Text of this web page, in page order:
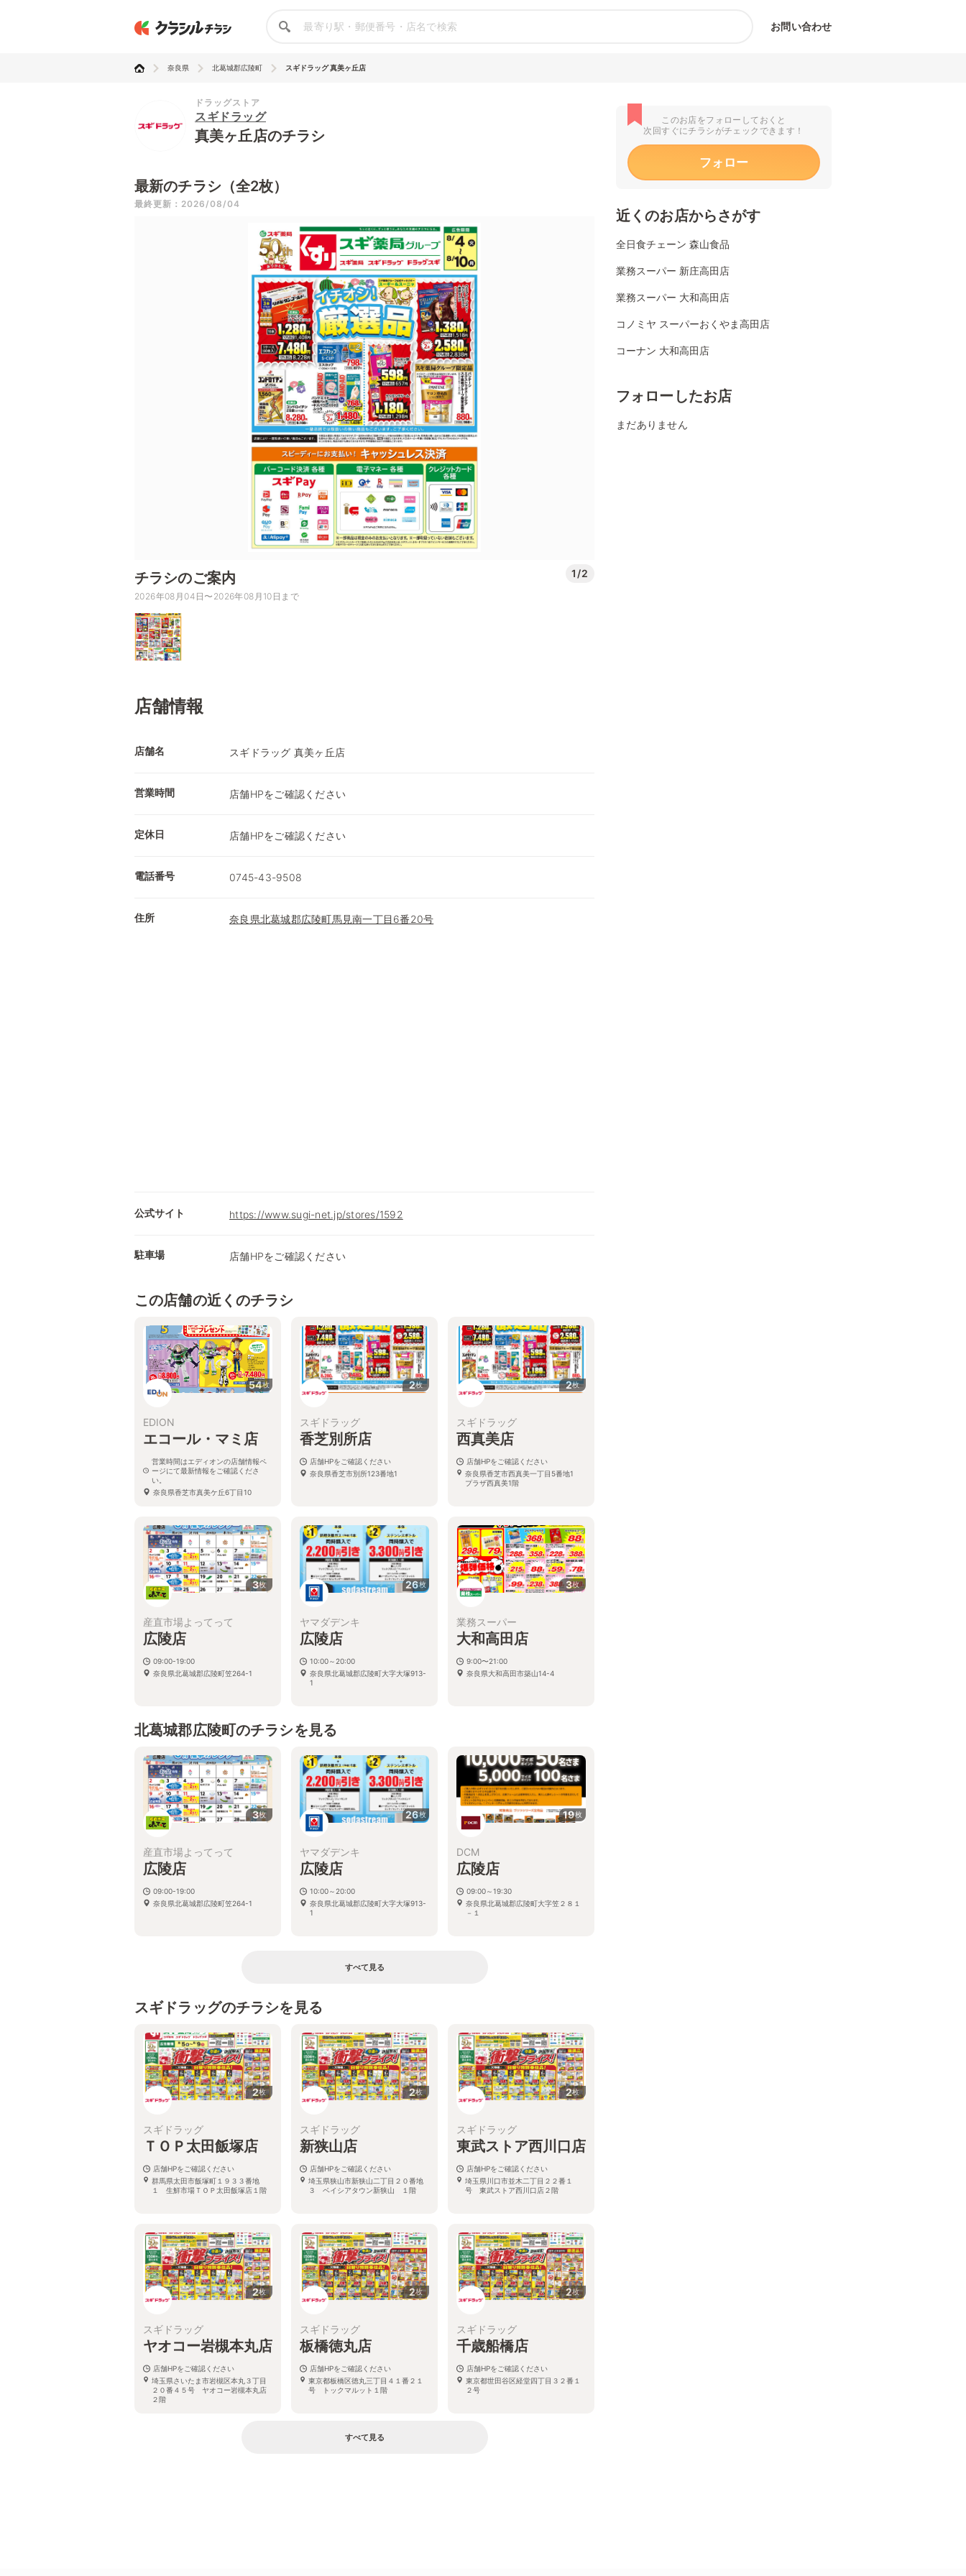
お問い合わせ
奈良県 北葛城郡広陵町 スギドラッグ 真美ヶ丘店
ドラッグストア
スギドラッグ
真美ヶ丘店のチラシ
最新のチラシ（全2枚）
最終更新：2026/08/04
チラシのご案内 1/2
2026年08月04日〜2026年08月10日まで
店舗情報
店舗名 スギドラッグ 真美ヶ丘店
営業時間 店舗HPをご確認ください
定休日 店舗HPをご確認ください
電話番号 0745-43-9508
住所 奈良県北葛城郡広陵町馬見南一丁目6番20号
公式サイト https://www.sugi-net.jp/stores/1592
駐車場 店舗HPをご確認ください
この店舗の近くのチラシ
54枚
EDION
エコール・マミ店
営業時間はエディオンの店舗情報ペ
ージにて最新情報をご確認くださ
い。
奈良県香芝市真美ケ丘6丁目10
2枚
スギドラッグ
香芝別所店
店舗HPをご確認ください
奈良県香芝市別所123番地1
2枚
スギドラッグ
西真美店
店舗HPをご確認ください
奈良県香芝市西真美一丁目5番地1
プラザ西真美1階
3枚
産直市場よってって
広陵店
09:00-19:00
奈良県北葛城郡広陵町笠264-1
26枚
ヤマダデンキ
広陵店
10:00～20:00
奈良県北葛城郡広陵町大字大塚913-
1
3枚
業務スーパー
大和高田店
9:00〜21:00
奈良県大和高田市築山14-4
北葛城郡広陵町のチラシを見る
3枚
産直市場よってって
広陵店
09:00-19:00
奈良県北葛城郡広陵町笠264-1
26枚
ヤマダデンキ
広陵店
10:00～20:00
奈良県北葛城郡広陵町大字大塚913-
1
19枚
DCM
広陵店
09:00～19:30
奈良県北葛城郡広陵町大字笠２８１
－１
すべて見る
スギドラッグのチラシを見る
2枚
スギドラッグ
ＴＯＰ太田飯塚店
店舗HPをご確認ください
群馬県太田市飯塚町１９３３番地
１ 生鮮市場ＴＯＰ太田飯塚店１階
2枚
スギドラッグ
新狭山店
店舗HPをご確認ください
埼玉県狭山市新狭山二丁目２０番地
３ ベイシアタウン新狭山 １階
2枚
スギドラッグ
東武ストア西川口店
店舗HPをご確認ください
埼玉県川口市並木二丁目２２番１
号 東武ストア西川口店２階
2枚
スギドラッグ
ヤオコー岩槻本丸店
店舗HPをご確認ください
埼玉県さいたま市岩槻区本丸３丁目
２０番４５号 ヤオコー岩槻本丸店
２階
2枚
スギドラッグ
板橋徳丸店
店舗HPをご確認ください
東京都板橋区徳丸三丁目４１番２１
号 トックマルット１階
2枚
スギドラッグ
千歳船橋店
店舗HPをご確認ください
東京都世田谷区経堂四丁目３２番１
２号
すべて見る
このお店をフォローしておくと
次回すぐにチラシがチェックできます！
フォロー
近くのお店からさがす
全日食チェーン 森山食品
業務スーパー 新庄高田店
業務スーパー 大和高田店
コノミヤ スーパーおくやま高田店
コーナン 大和高田店
フォローしたお店
まだありません